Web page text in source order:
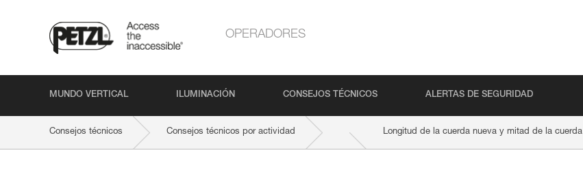
OPERADORES
MUNDO VERTICAL ILUMINACIÓN CONSEJOS TÉCNICOS ALERTAS DE SEGURIDAD
Consejos técnicos Consejos técnicos por actividad Longitud de la cuerda nueva y mitad de la cuerda